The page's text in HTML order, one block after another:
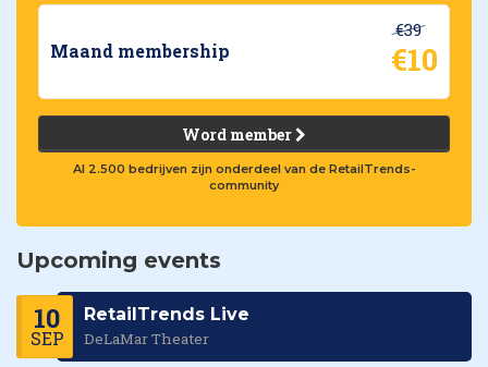
Maand membership
€39
€10
Word member
Al 2.500 bedrijven zijn onderdeel van de RetailTrends-
community
Upcoming events
10
SEP
RetailTrends Live
DeLaMar Theater